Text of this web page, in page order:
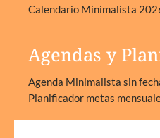
Calendario Minimalista
Agendas y
Agenda Minimalista sin
Planificador metas